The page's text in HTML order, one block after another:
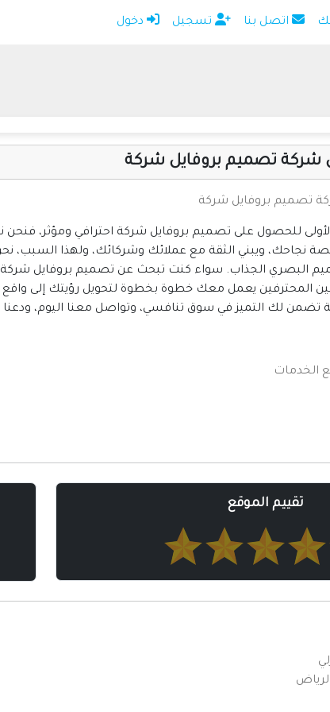
اتصل بنا تسجيل دخول
تصميم بروفايل شركة
تصميم بروفايل شركة
للحصول على تصميم بروفايل شركة احترافي ومؤثر،
قصة نجاحك، ويبني الثقة مع عملائك وشركائك، ولهذا
المحترفين يعمل معك خطوة بخطوة لتحويل رؤيتك إلى
تضمن لك التميز في سوق تنافسي، وتواصل معنا اليوم،
الخدمات
تقييم الموقع